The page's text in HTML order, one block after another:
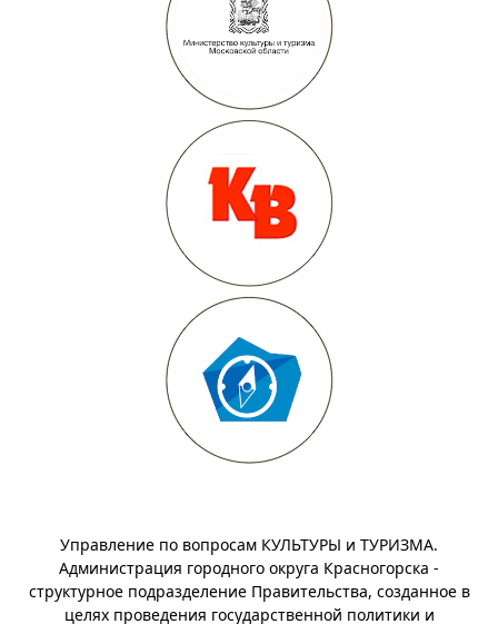
Управление по вопросам КУЛЬТУРЫ и ТУРИЗМА.
Администрация городного округа Красногорска -
структурное подразделение Правительства, созданное в
целях проведения государственной политики и